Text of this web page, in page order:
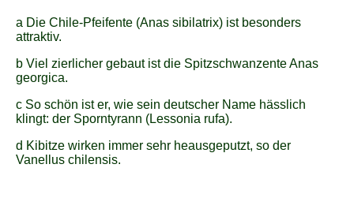
a Die Chile-Pfeifente (Anas sibilatrix) ist besonders
attraktiv.
b Viel zierlicher gebaut ist die Spitzschwanzente Anas
georgica.
c So schön ist er, wie sein deutscher Name hässlich
klingt: der Sporntyrann (Lessonia rufa).
d Kibitze wirken immer sehr heausgeputzt, so der
Vanellus chilensis.